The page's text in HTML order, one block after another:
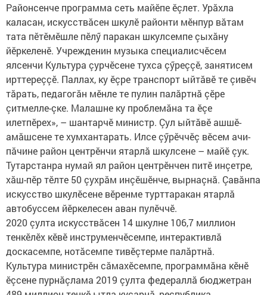
Районсенче программа сеть майӗпе ӗçлет. Урăхла
каласан, искусствăсен шкулӗ районти мӗнпур вăтам
тата пӗтӗмӗшле пӗлӳ паракан шкулсемпе çыхăну
йӗркеленӗ. Учрежденин музыка специалисчӗсем
ялсенчи Культура çурчӗсене тухса çӳреççӗ, занятисем
ирттереççӗ. Паллах, ку ӗçре транспорт ыйтăвӗ те çивӗч
тăрать, педагогăн мӗнле те пулин палăртнă çӗре
çитмелле-çке. Малашне ку проблемăна та ӗçе
илетпӗрех», – шантарчӗ министр. Çул ыйтăвӗ ашшӗ-
амăшсене те хумхантарать. Илсе çӳрӗччӗç вӗсем ачи-
пăчине район центрӗнчи ятарлă шкулсене – майӗ çук.
Тутарстанра нумай ял район центрӗнчен питӗ инçетре,
хăш-пӗр тӗлте 50 çухрăм инçӗшӗнче, вырнаçнă. Çавăнпа
искусство шкулӗсене вӗренме турттаракан ятарлă
автобуссем йӗркелесен аван пулӗччӗ.
2020 çулта искусствăсен 14 шкулне 106,7 миллион
тенкӗлӗх кӗвӗ инструменчӗсемпе, интерактивлă
доскасемпе, нотăсемпе тивӗçтерме палăртнă.
Культура министрӗн сăмахӗсемпе, программăна кӗнӗ
ӗçсене пурнăçлама 2019 çулта федераллă бюджетран